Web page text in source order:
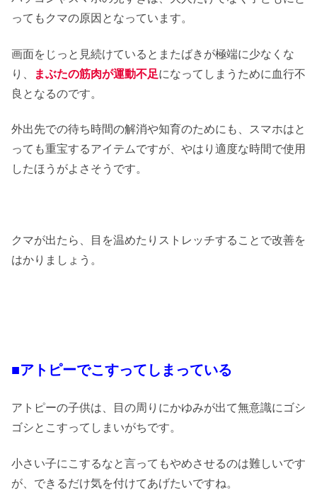
ってもクマの原因となっています。
画面をじっと見続けているとまたばきが極端に少なくな
り、
まぶたの筋肉が運動不足になってしまうために血行不
良となるのです。
外出先での待ち時間の解消や知育のためにも、スマホはと
っても重宝するアイテムですが、やはり適度な時間で使用
したほうがよさそうです。
クマが出たら、目を温めたりストレッチすることで改善を
はかりましょう。
■アトピーでこすってしまっている
アトピーの子供は、目の周りにかゆみが出て無意識にゴシ
ゴシとこすってしまいがちです。
小さい子にこするなと言ってもやめさせるのは難しいです
が、できるだけ気を付けてあげたいですね。